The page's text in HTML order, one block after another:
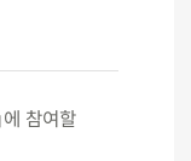
참여할